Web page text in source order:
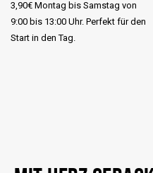
3,90€ Montag bis Samstag von
9:00 bis 13:00 Uhr. Perfekt für den
Start in den Tag.